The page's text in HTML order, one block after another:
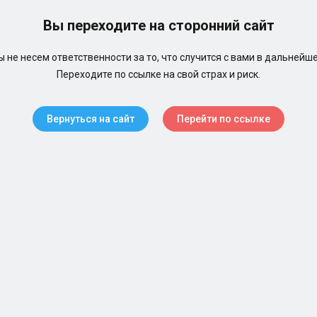
Вы переходите на сторонний сайт
не несем ответственности за то, что случится с вами в
Переходите по ссылке на свой страх и риск.
Вернуться на сайт Перейти по ссылке